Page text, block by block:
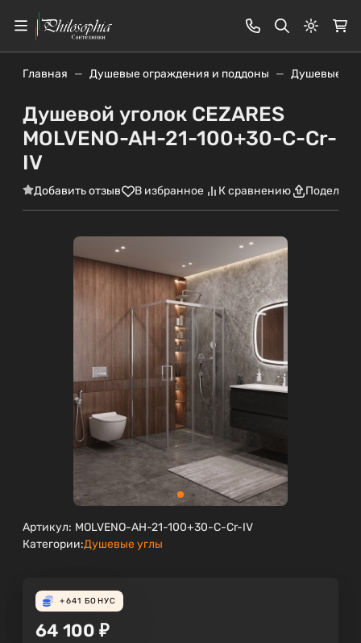
Главная Душевые ограждения и поддоны Душевые
Душевой уголок CEZARES
MOLVENO-AH-21-100+30-C-Cr-
IV
Добавить отзыв В избранное К сравнению
Артикул: MOLVENO-AH-21-100+30-C-Cr-IV
Категории:Душевые углы
+641 БОНУС
64 100 ₽